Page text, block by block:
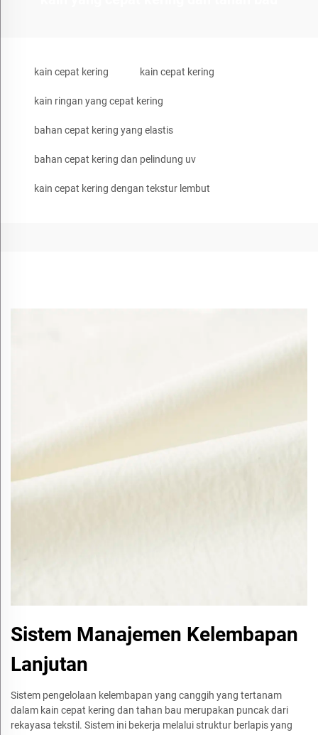
kain cepat kering kain cepat kering
kain ringan yang cepat kering
bahan cepat kering yang elastis
bahan cepat kering dan pelindung uv
kain cepat kering dengan tekstur lembut
Sistem Manajemen Kelembapan
Lanjutan
Sistem pengelolaan kelembapan yang canggih yang tertanam
dalam kain cepat kering dan tahan bau merupakan puncak dari
rekayasa tekstil. Sistem ini bekerja melalui struktur berlapis yang